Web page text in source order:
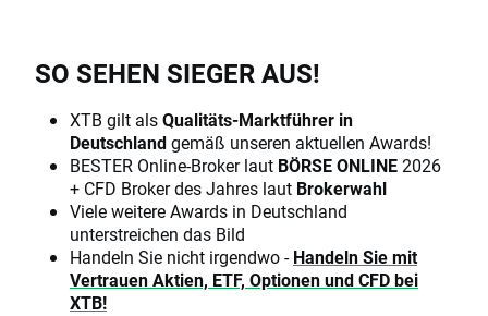
SO SEHEN SIEGER AUS!
XTB gilt alsQualitäts-Marktführer in
Deutschlandgemäß unseren aktuellen Awards!
BESTER Online-Broker laut BÖRSE ONLINE2026
+ CFD Broker des Jahres laut Brokerwahl
Viele weitere Awards in Deutschland
unterstreichen das Bild
Handeln Sie nicht irgendwo -Handeln Sie mit
Vertrauen Aktien, ETF, Optionen und CFD bei
XTB!